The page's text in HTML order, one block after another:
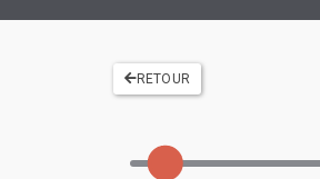
RETOUR